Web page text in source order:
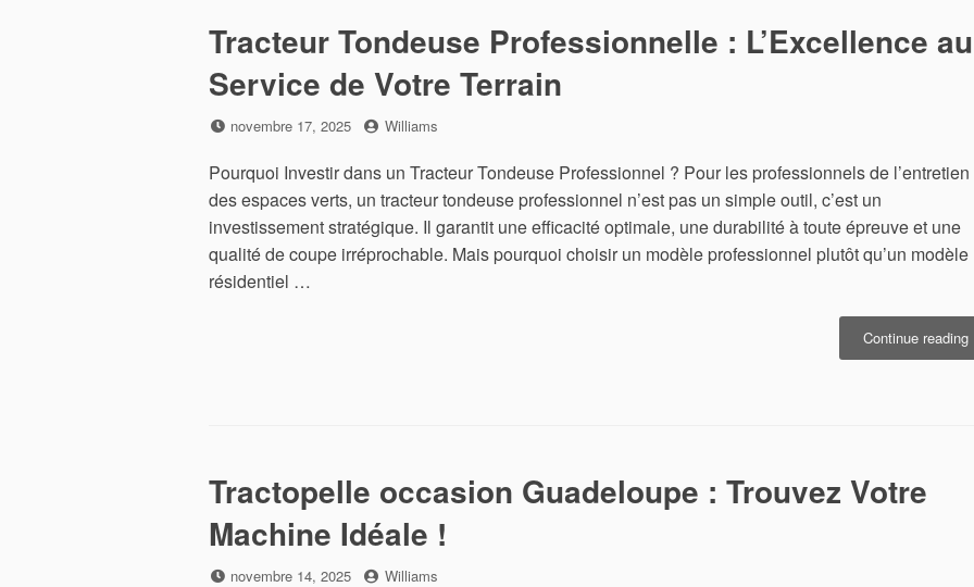
un
Tracteur Tondeuse Professionnelle : L’Excellence au
Service de Votre Terrain
Posted
novembre 17, 2025 by
Williams
Pourquoi Investir dans un Tracteur Tondeuse Professionnel ? Pour les professionnels de l’entretien
des espaces verts, un tracteur tondeuse professionnel n’est pas un simple outil, c’est un
investissement stratégique. Il garantit une efficacité optimale, une durabilité à toute épreuve et une
qualité de coupe irréprochable. Mais pourquoi choisir un modèle professionnel plutôt qu’un modèle
résidentiel …
Continue reading
Tractopelle occasion Guadeloupe : Trouvez Votre
Machine Idéale !
Posted
novembre 14, 2025 by
Williams